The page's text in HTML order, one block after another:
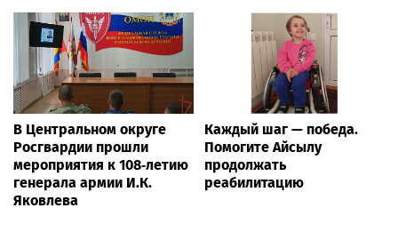
В Центральном округе
Росгвардии прошли
мероприятия к 108‑летию
генерала армии И.К.
Яковлева
Каждый шаг — победа.
Помогите Айсылу
продолжать
реабилитацию